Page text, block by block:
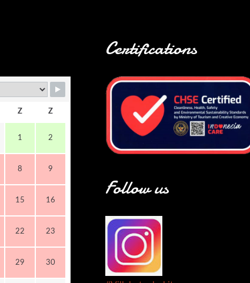
Z Z
1 2
8 9
15 16
22 23
29 30
Certifications
Follow us